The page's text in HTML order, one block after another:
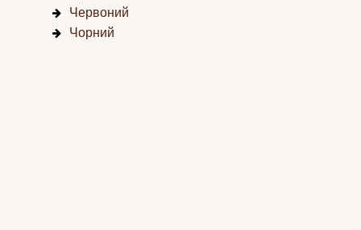
Червоний
Чорний